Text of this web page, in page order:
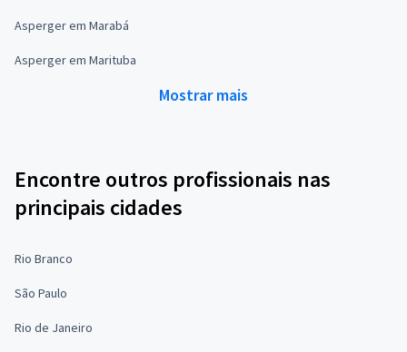
Asperger em Marabá
Asperger em Marituba
Mostrar mais
Encontre outros profissionais nas
principais cidades
Rio Branco
São Paulo
Rio de Janeiro